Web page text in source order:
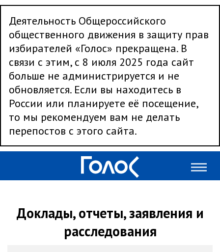
Деятельность Общероссийского
общественного движения в защиту прав
избирателей «Голос» прекращена. В
связи с этим, с 8 июля 2025 года сайт
больше не администрируется и не
обновляется. Если вы находитесь в
России или планируете её посещение,
то мы рекомендуем вам не делать
перепостов с этого сайта.
Доклады, отчеты, заявления и
расследования